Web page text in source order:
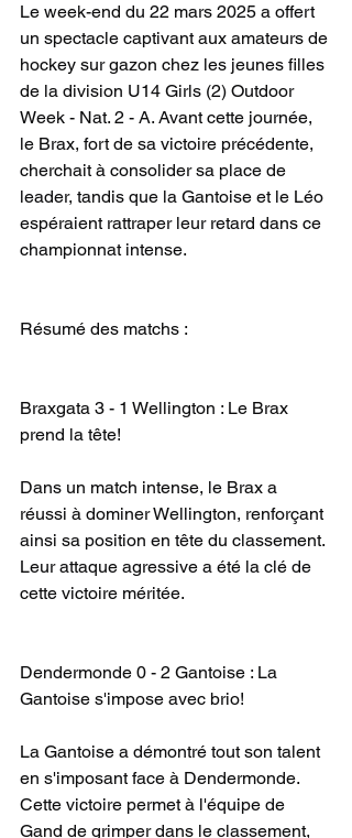
Le week-end du 22 mars 2025 a offert
un spectacle captivant aux amateurs de
hockey sur gazon chez les jeunes filles
de la division U14 Girls (2) Outdoor
Week - Nat. 2 - A. Avant cette journée,
le Brax, fort de sa victoire précédente,
cherchait à consolider sa place de
leader, tandis que la Gantoise et le Léo
espéraient rattraper leur retard dans ce
championnat intense.
Résumé des matchs :
Braxgata 3 - 1 Wellington : Le Brax
prend la tête!
Dans un match intense, le Brax a
réussi à dominer Wellington, renforçant
ainsi sa position en tête du classement.
Leur attaque agressive a été la clé de
cette victoire méritée.
Dendermonde 0 - 2 Gantoise : La
Gantoise s'impose avec brio!
La Gantoise a démontré tout son talent
en s'imposant face à Dendermonde.
Cette victoire permet à l'équipe de
Gand de grimper dans le classement,